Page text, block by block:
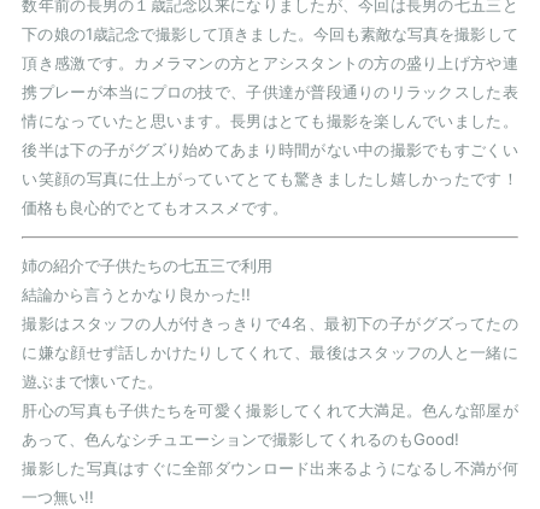
数年前の長男の１歳記念以来になりましたが、今回は長男の七五三と
下の娘の1歳記念で撮影して頂きました。今回も素敵な写真を撮影して
頂き感激です。カメラマンの方とアシスタントの方の盛り上げ方や連
携プレーが本当にプロの技で、子供達が普段通りのリラックスした表
情になっていたと思います。長男はとても撮影を楽しんでいました。
後半は下の子がグズり始めてあまり時間がない中の撮影でもすごくい
い笑顔の写真に仕上がっていてとても驚きましたし嬉しかったです！
価格も良心的でとてもオススメです。
姉の紹介で子供たちの七五三で利用
結論から言うとかなり良かった!!
撮影はスタッフの人が付きっきりで4名、最初下の子がグズってたの
に嫌な顔せず話しかけたりしてくれて、最後はスタッフの人と一緒に
遊ぶまで懐いてた。
肝心の写真も子供たちを可愛く撮影してくれて大満足。色んな部屋が
あって、色んなシチュエーションで撮影してくれるのもGood!
撮影した写真はすぐに全部ダウンロード出来るようになるし不満が何
一つ無い!!